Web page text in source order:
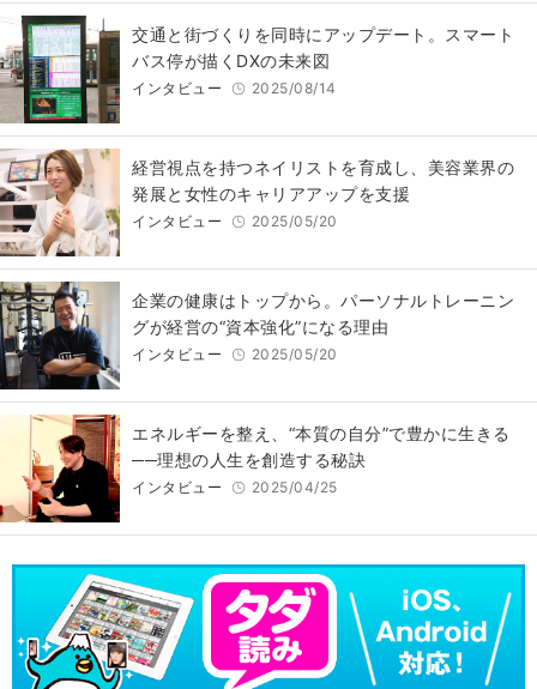
交通と街づくりを同時にアップデート。スマート
バス停が描くDXの未来図
インタビュー 2025/08/14
経営視点を持つネイリストを育成し、美容業界の
発展と女性のキャリアアップを支援
インタビュー 2025/05/20
企業の健康はトップから。パーソナルトレーニン
グが経営の“資本強化”になる理由
インタビュー 2025/05/20
エネルギーを整え、“本質の自分”で豊かに生きる
──理想の人生を創造する秘訣
インタビュー 2025/04/25